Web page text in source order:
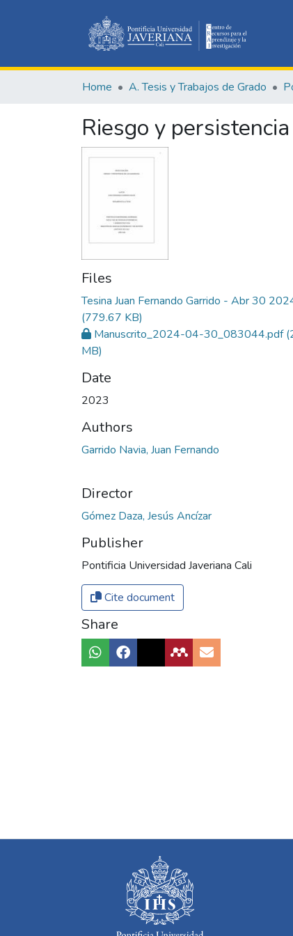
Home A. Tesis y Trabajos de Grado
Riesgo y
Files
Tesina Juan Fernando Garrido - Abr 30
(779.67 KB)
Manuscrito_2024-04-30_083044.pdf
MB)
Date
2023
Authors
Garrido Navia, Juan Fernando
Director
Gómez Daza, Jesús Ancízar
Publisher
Pontificia Universidad Javeriana Cali
Cite document
Share